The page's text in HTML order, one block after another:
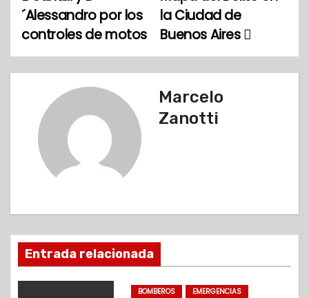
a
v
ó
n
la Ciudad de
Buenos Aires
´Alessandro por los
controles de motos
Marcelo
Zanotti
Entrada relacionada
BOMBEROS
EMERGENCIAS